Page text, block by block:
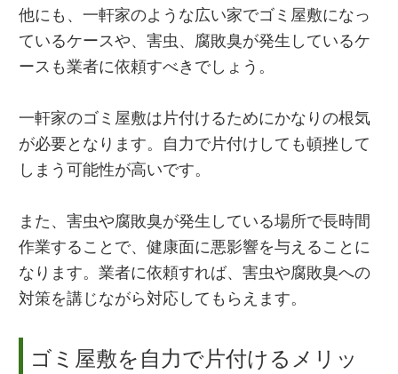
他にも、一軒家のような広い家でゴミ屋敷になっ
ているケースや、害虫、腐敗臭が発生しているケ
ースも業者に依頼すべきでしょう。
一軒家のゴミ屋敷は片付けるためにかなりの根気
が必要となります。自力で片付けしても頓挫して
しまう可能性が高いです。
また、害虫や腐敗臭が発生している場所で長時間
作業することで、健康面に悪影響を与えることに
なります。業者に依頼すれば、害虫や腐敗臭への
対策を講じながら対応してもらえます。
ゴミ屋敷を自力で片付けるメリッ